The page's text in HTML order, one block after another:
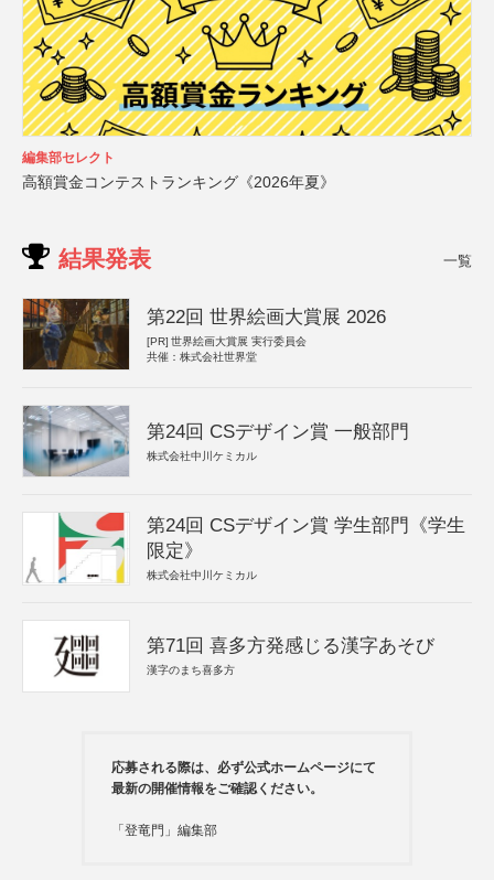
編集部セレクト
高額賞金コンテストランキング《2026年夏》
結果発表 一覧
第22回 世界絵画大賞展 2026
[PR] 世界絵画大賞展 実行委員会
共催：株式会社世界堂
第24回 CSデザイン賞 一般部門
株式会社中川ケミカル
第24回 CSデザイン賞 学生部門《学生
限定》
株式会社中川ケミカル
第71回 喜多方発感じる漢字あそび
漢字のまち喜多方
応募される際は、必ず公式ホームページにて
最新の開催情報をご確認ください。
「登竜門」編集部